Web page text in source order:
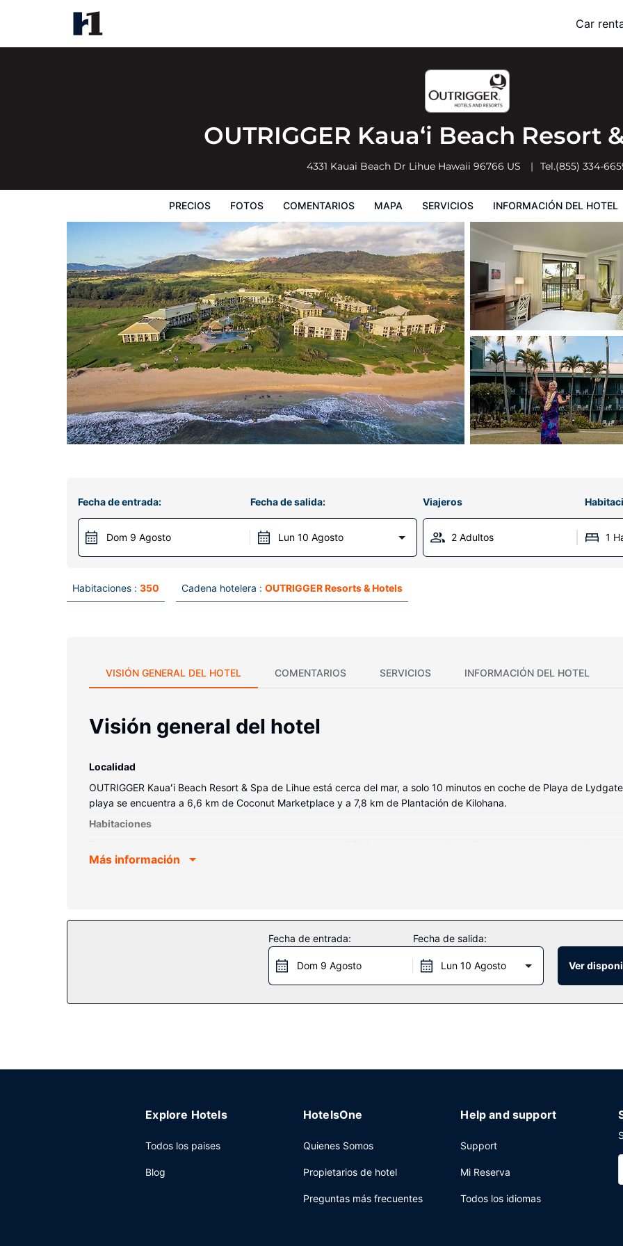
Car
OUTRIGGER Kauaʻi Beach Resort
4331 Kauai Beach Dr Lihue Hawaii 96766 US Tel.(855) 334-
PRECIOS FOTOS COMENTARIOS MAPA SERVICIOS INFORMACIÓN DEL HOTEL
Condiciones especiales
Fecha de entrada:
Dom 9 Agosto
Fecha de salida:
Lun 10 Agosto
Viajeros
2 Adultos 1
Habitaciones : 350 Cadena hotelera : OUTRIGGER Resorts & Hotels
VISIÓN GENERAL DEL HOTEL COMENTARIOS SERVICIOS INFORMACIÓN DEL HOTEL
Visión general del hotel
Localidad
OUTRIGGER Kauaʻi Beach Resort & Spa de Lihue está cerca del mar, a solo 10 minutos en coche de Playa de
playa se encuentra a 6,6 km de Coconut Marketplace y a 7,8 km de Plantación de Kilohana.
Habitaciones
estilo hawaiano. La conexión wifi gratis te mantendrá en contacto con los tuyos. Además, podrás disfrutar de
Encontrarás también conexión a Internet wifi gratis, servicios de conserjería y una tienda de recuerdos.
Entre las múltiples opciones para comer algo en este complejo turístico se encuentran una cafetería y Naupaka
detalle de bienvenida gratuito organizado por la recepción algunos días, donde podrás conocer a otros huéspedes
favorita en el bar o lounge o en el bar junto a la piscina. Se ofrece un desayuno completo todos los días de 07:00 a
Más información
Fecha de entrada:
Dom 9 Agosto
Fecha de salida:
Lun 10 Agosto Ver
Explore Hotels
Todos los paises
Blog
HotelsOne
Quienes Somos
Propietarios de hotel
Preguntas más frecuentes
Help and support
Support
Mi Reserva
Todos los idiomas